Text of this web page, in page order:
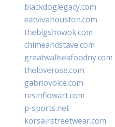
blackdoglegacy.com
eatvivahouston.com
thebigshowok.com
chimeandstave.com
greatwallseafoodny.com
theloverose.com
gabriovoice.com
resinflowart.com
p-sports.net
korsairstreetwear.com